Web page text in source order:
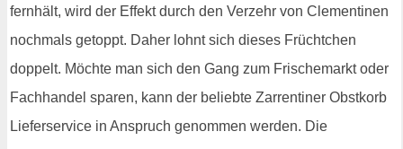
fernhält, wird der Effekt durch den Verzehr von Clementinen
nochmals getoppt. Daher lohnt sich dieses Früchtchen
doppelt. Möchte man sich den Gang zum Frischemarkt oder
Fachhandel sparen, kann der beliebte Zarrentiner Obstkorb
Lieferservice in Anspruch genommen werden. Die